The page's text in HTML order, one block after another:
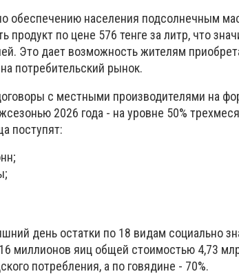
обеспечению населения подсолнечным
продукт по цене 576 тенге за литр, что
Это дает возможность жителям
потребительский рынок.
с местными производителями на
2026 года - на уровне 50%
поступят:
день остатки по 18 видам социально
миллионов яиц общей стоимостью 4,73
потребления, а по говядине - 70%.